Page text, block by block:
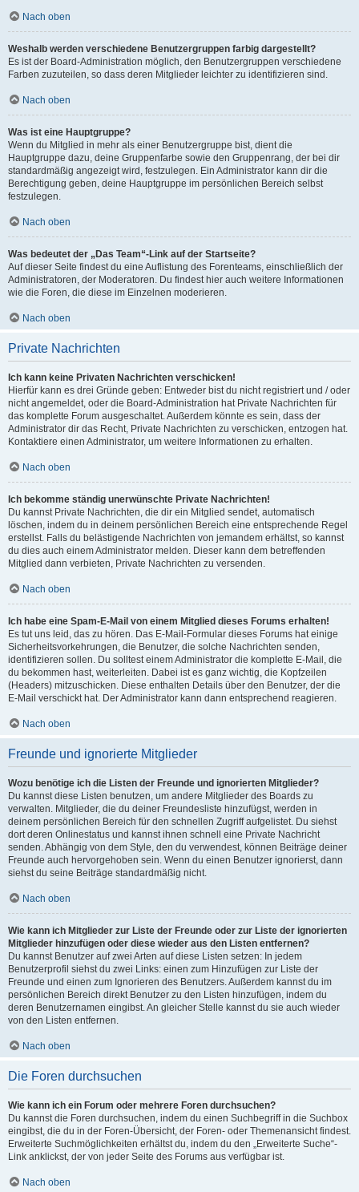
Nach oben
Weshalb werden verschiedene Benutzergruppen farbig dargestellt?
Es ist der Board-Administration möglich, den Benutzergruppen verschiedene
Farben zuzuteilen, so dass deren Mitglieder leichter zu identifizieren sind.
Nach oben
Was ist eine Hauptgruppe?
Wenn du Mitglied in mehr als einer Benutzergruppe bist, dient die
Hauptgruppe dazu, deine Gruppenfarbe sowie den Gruppenrang, der bei dir
standardmäßig angezeigt wird, festzulegen. Ein Administrator kann dir die
Berechtigung geben, deine Hauptgruppe im persönlichen Bereich selbst
festzulegen.
Nach oben
Was bedeutet der „Das Team“-Link auf der Startseite?
Auf dieser Seite findest du eine Auflistung des Forenteams, einschließlich der
Administratoren, der Moderatoren. Du findest hier auch weitere Informationen
wie die Foren, die diese im Einzelnen moderieren.
Nach oben
Private Nachrichten
Ich kann keine Privaten Nachrichten verschicken!
Hierfür kann es drei Gründe geben: Entweder bist du nicht registriert und / oder
nicht angemeldet, oder die Board-Administration hat Private Nachrichten für
das komplette Forum ausgeschaltet. Außerdem könnte es sein, dass der
Administrator dir das Recht, Private Nachrichten zu verschicken, entzogen hat.
Kontaktiere einen Administrator, um weitere Informationen zu erhalten.
Nach oben
Ich bekomme ständig unerwünschte Private Nachrichten!
Du kannst Private Nachrichten, die dir ein Mitglied sendet, automatisch
löschen, indem du in deinem persönlichen Bereich eine entsprechende Regel
erstellst. Falls du belästigende Nachrichten von jemandem erhältst, so kannst
du dies auch einem Administrator melden. Dieser kann dem betreffenden
Mitglied dann verbieten, Private Nachrichten zu versenden.
Nach oben
Ich habe eine Spam-E-Mail von einem Mitglied dieses Forums erhalten!
Es tut uns leid, das zu hören. Das E-Mail-Formular dieses Forums hat einige
Sicherheitsvorkehrungen, die Benutzer, die solche Nachrichten senden,
identifizieren sollen. Du solltest einem Administrator die komplette E-Mail, die
du bekommen hast, weiterleiten. Dabei ist es ganz wichtig, die Kopfzeilen
(Headers) mitzuschicken. Diese enthalten Details über den Benutzer, der die
E-Mail verschickt hat. Der Administrator kann dann entsprechend reagieren.
Nach oben
Freunde und ignorierte Mitglieder
Wozu benötige ich die Listen der Freunde und ignorierten Mitglieder?
Du kannst diese Listen benutzen, um andere Mitglieder des Boards zu
verwalten. Mitglieder, die du deiner Freundesliste hinzufügst, werden in
deinem persönlichen Bereich für den schnellen Zugriff aufgelistet. Du siehst
dort deren Onlinestatus und kannst ihnen schnell eine Private Nachricht
senden. Abhängig von dem Style, den du verwendest, können Beiträge deiner
Freunde auch hervorgehoben sein. Wenn du einen Benutzer ignorierst, dann
siehst du seine Beiträge standardmäßig nicht.
Nach oben
Wie kann ich Mitglieder zur Liste der Freunde oder zur Liste der ignorierten
Mitglieder hinzufügen oder diese wieder aus den Listen entfernen?
Du kannst Benutzer auf zwei Arten auf diese Listen setzen: In jedem
Benutzerprofil siehst du zwei Links: einen zum Hinzufügen zur Liste der
Freunde und einen zum Ignorieren des Benutzers. Außerdem kannst du im
persönlichen Bereich direkt Benutzer zu den Listen hinzufügen, indem du
deren Benutzernamen eingibst. An gleicher Stelle kannst du sie auch wieder
von den Listen entfernen.
Nach oben
Die Foren durchsuchen
Wie kann ich ein Forum oder mehrere Foren durchsuchen?
Du kannst die Foren durchsuchen, indem du einen Suchbegriff in die Suchbox
eingibst, die du in der Foren-Übersicht, der Foren- oder Themenansicht findest.
Erweiterte Suchmöglichkeiten erhältst du, indem du den „Erweiterte Suche“-
Link anklickst, der von jeder Seite des Forums aus verfügbar ist.
Nach oben